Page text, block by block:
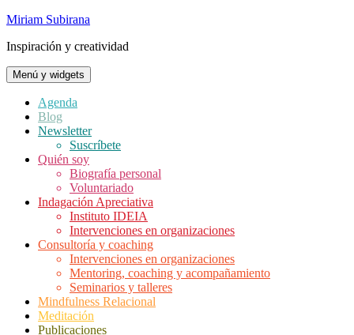
Saltar
contenido
Miriam Subirana
Inspiración y creatividad
Menú y widgets
Agenda
Blog
Newsletter
Suscríbete
Quién soy
Biografía personal
Voluntariado
Indagación Apreciativa
Instituto IDEIA
Intervenciones en organizaciones
Consultoría y coaching
Intervenciones en organizaciones
Mentoring, coaching y acompañamiento
Seminarios y talleres
Mindfulness Relacional
Meditación
Publicaciones